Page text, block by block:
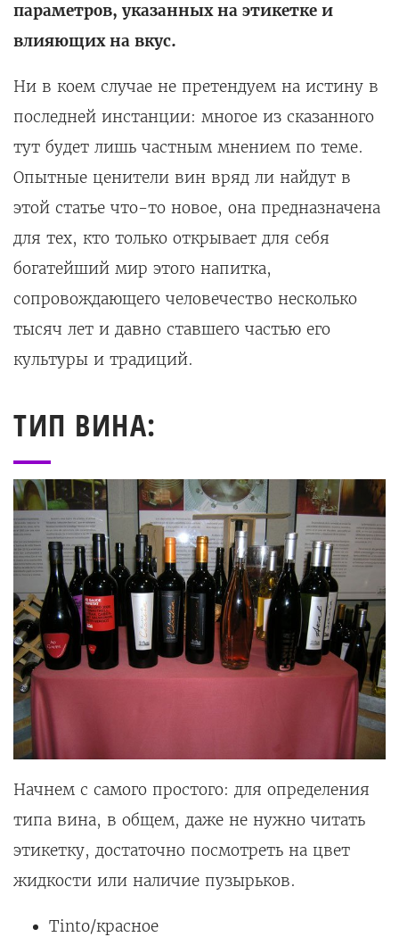
параметров, указанных на этикетке и
влияющих на вкус.
Ни в коем случае не претендуем на истину в
последней инстанции: многое из сказанного
тут будет лишь частным мнением по теме.
Опытные ценители вин вряд ли найдут в
этой статье что-то новое, она предназначена
для тех, кто только открывает для себя
богатейший мир этого напитка,
сопровождающего человечество несколько
тысяч лет и давно ставшего частью его
культуры и традиций.
ТИП ВИНА:
Начнем с самого простого: для определения
типа вина, в общем, даже не нужно читать
этикетку, достаточно посмотреть на цвет
жидкости или наличие пузырьков.
Tinto/красное